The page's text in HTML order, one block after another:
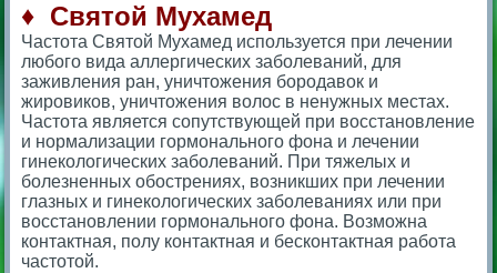
♦ Святой Мухамед
Частота Святой Мухамед используется при лечении
любого вида аллергических заболеваний, для
заживления ран, уничтожения бородавок и
жировиков, уничтожения волос в ненужных местах.
Частота является сопутствующей при восстановление
и нормализации гормонального фона и лечении
гинекологических заболеваний. При тяжелых и
болезненных обострениях, возникших при лечении
глазных и гинекологических заболеваниях или при
восстановлении гормонального фона. Возможна
контактная, полу контактная и бесконтактная работа
частотой.